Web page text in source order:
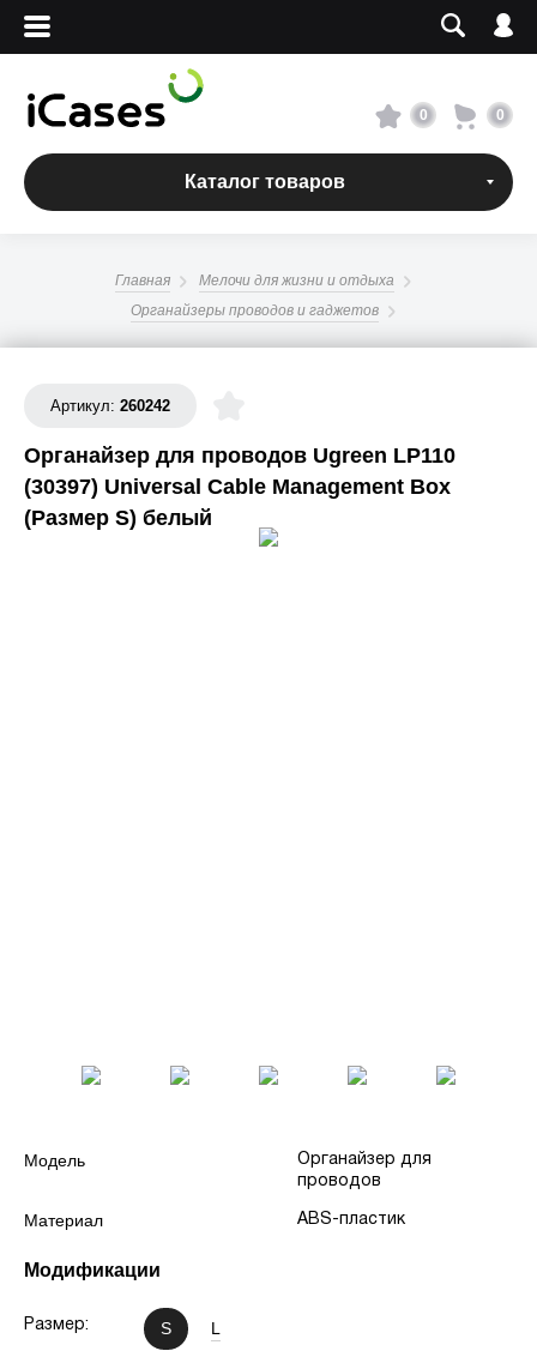
Вход
Сервисный центр
О магазине
+7 495 960-31-54
+7 800 500-31-47
0 0
Каталог товаров
Главная
Мелочи для жизни и отдыха
Органайзеры проводов и гаджетов
Артикул: 260242
Органайзер для проводов Ugreen LP110
(30397) Universal Cable Management Box
(Размер S) белый
Модель
Органайзер для
проводов
Материал ABS-пластик
Модификации
Размер: S L